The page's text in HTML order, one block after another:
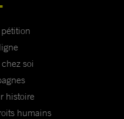
soi
histoire
humains